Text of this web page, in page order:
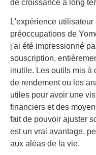
de croissance à long
L'expérience
préoccupations de
j'ai été impressionné
souscription,
inutile. Les outils mis à
de rendement ou les
utiles pour avoir une
financiers et des
fait de pouvoir ajuster
est un vrai avantage,
aux aléas de la vie.